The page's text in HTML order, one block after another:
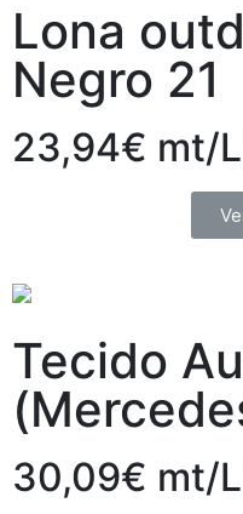
Lona
Negro 21
23,94€ mt/
Tecido
30,09€ mt/